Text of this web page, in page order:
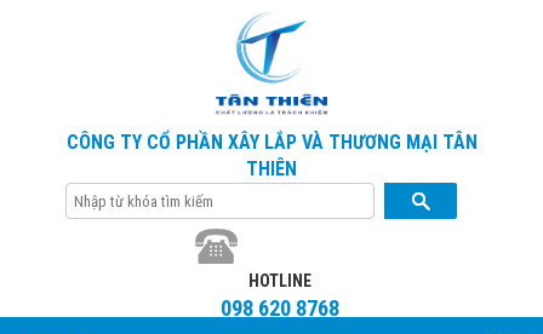
CÔNG TY CỔ PHẦN XÂY LẮP VÀ THƯƠNG MẠI TÂN
THIÊN
HOTLINE
098 620 8768